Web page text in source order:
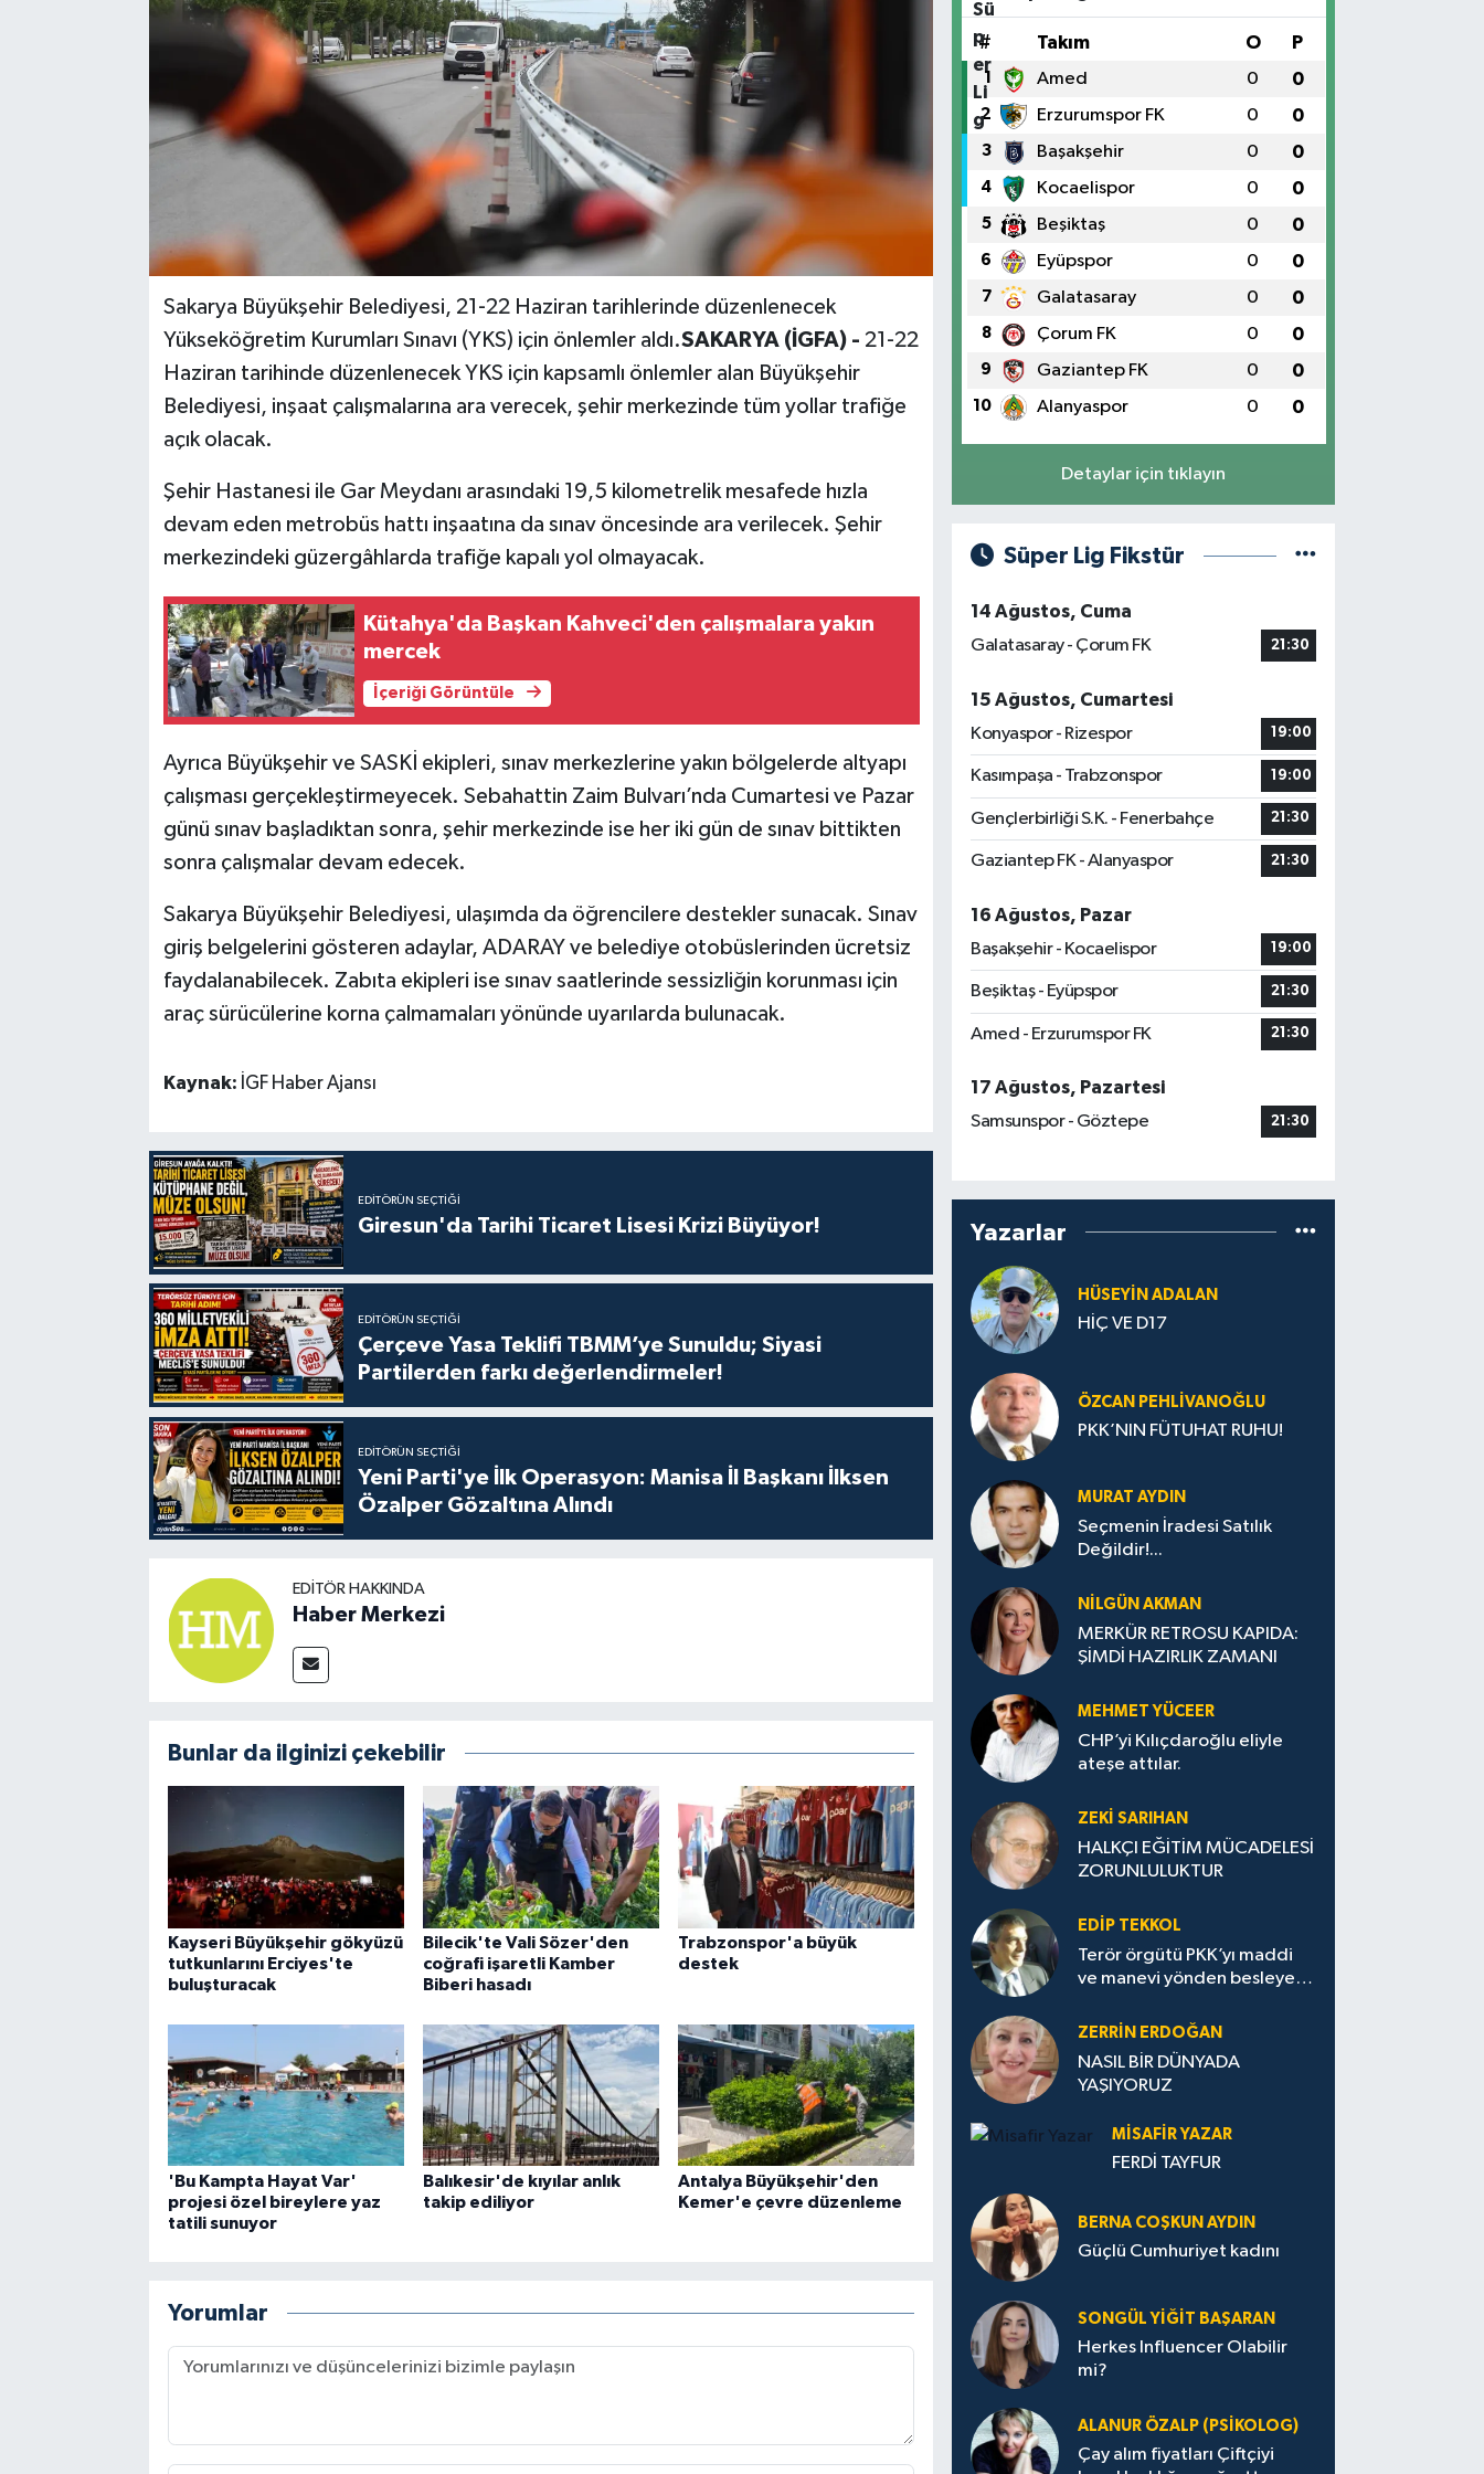
Sakarya Büyükşehir Belediyesi, 21-22 Haziran tarihlerinde düzenlenecek
Yükseköğretim Kurumları Sınavı (YKS) için önlemler aldı.SAKARYA (İGFA) - 21-22
Haziran tarihinde düzenlenecek YKS için kapsamlı önlemler alan Büyükşehir
Belediyesi, inşaat çalışmalarına ara verecek, şehir merkezinde tüm yollar trafiğe
açık olacak.
Şehir Hastanesi ile Gar Meydanı arasındaki 19,5 kilometrelik mesafede hızla
devam eden metrobüs hattı inşaatına da sınav öncesinde ara verilecek. Şehir
merkezindeki güzergâhlarda trafiğe kapalı yol olmayacak.
Kütahya'da Başkan Kahveci'den çalışmalara yakın
mercek
İçeriği Görüntüle
Ayrıca Büyükşehir ve SASKİ ekipleri, sınav merkezlerine yakın bölgelerde altyapı
çalışması gerçekleştirmeyecek. Sebahattin Zaim Bulvarı’nda Cumartesi ve Pazar
günü sınav başladıktan sonra, şehir merkezinde ise her iki gün de sınav bittikten
sonra çalışmalar devam edecek.
Sakarya Büyükşehir Belediyesi, ulaşımda da öğrencilere destekler sunacak. Sınav
giriş belgelerini gösteren adaylar, ADARAY ve belediye otobüslerinden ücretsiz
faydalanabilecek. Zabıta ekipleri ise sınav saatlerinde sessizliğin korunması için
araç sürücülerine korna çalmamaları yönünde uyarılarda bulunacak.
Kaynak: İGF Haber Ajansı
EDITÖRÜN SEÇTIĞI
Giresun'da Tarihi Ticaret Lisesi Krizi Büyüyor!
EDITÖRÜN SEÇTIĞI
Çerçeve Yasa Teklifi TBMM’ye Sunuldu; Siyasi
Partilerden farkı değerlendirmeler!
EDITÖRÜN SEÇTIĞI
Yeni Parti'ye İlk Operasyon: Manisa İl Başkanı İlksen
Özalper Gözaltına Alındı
EDITÖR HAKKINDA
Haber Merkezi
Bunlar da ilginizi çekebilir
Kayseri Büyükşehir gökyüzü
tutkunlarını Erciyes'te
buluşturacak
Bilecik'te Vali Sözer'den
coğrafi işaretli Kamber
Biberi hasadı
Trabzonspor'a büyük
destek
'Bu Kampta Hayat Var'
projesi özel bireylere yaz
tatili sunuyor
Balıkesir'de kıyılar anlık
takip ediliyor
Antalya Büyükşehir'den
Kemer'e çevre düzenleme
Yorumlar
# Takım O P
1 Amed 0 0
2 Erzurumspor FK 0 0
3 Başakşehir 0 0
4 Kocaelispor 0 0
5 Beşiktaş 0 0
6 Eyüpspor 0 0
7 Galatasaray 0 0
8 Çorum FK 0 0
9 Gaziantep FK 0 0
10 Alanyaspor 0 0
Detaylar için tıklayın
Süper Lig Fikstür
14 Ağustos, Cuma
Galatasaray - Çorum FK
21:30
15 Ağustos, Cumartesi
Konyaspor - Rizespor
19:00
Kasımpaşa - Trabzonspor 19:00
Gençlerbirliği S.K. - Fenerbahçe 21:30
Gaziantep FK - Alanyaspor 21:30
16 Ağustos, Pazar
Başakşehir - Kocaelispor
19:00
Beşiktaş - Eyüpspor 21:30
Amed - Erzurumspor FK 21:30
17 Ağustos, Pazartesi
Samsunspor - Göztepe
21:30
Yazarlar
HÜSEYIN ADALAN
HİÇ VE D17
ÖZCAN PEHLIVANOĞLU
PKK’NIN FÜTUHAT RUHU!
MURAT AYDIN
Seçmenin İradesi Satılık
Değildir!...
NILGÜN AKMAN
MERKÜR RETROSU KAPIDA:
ŞİMDİ HAZIRLIK ZAMANI
MEHMET YÜCEER
CHP’yi Kılıçdaroğlu eliyle
ateşe attılar.
ZEKI SARIHAN
HALKÇI EĞİTİM MÜCADELESİ
ZORUNLULUKTUR
EDIP TEKKOL
Terör örgütü PKK’yı maddi
ve manevi yönden besleyen
ZERRIN ERDOĞAN
NASIL BİR DÜNYADA
YAŞIYORUZ
MISAFIR YAZAR
FERDİ TAYFUR
BERNA COŞKUN AYDIN
Güçlü Cumhuriyet kadını
SONGÜL YIĞIT BAŞARAN
Herkes Influencer Olabilir
mi?
ALANUR ÖZALP (PSIKOLOG)
Çay alım fiyatları Çiftçiyi